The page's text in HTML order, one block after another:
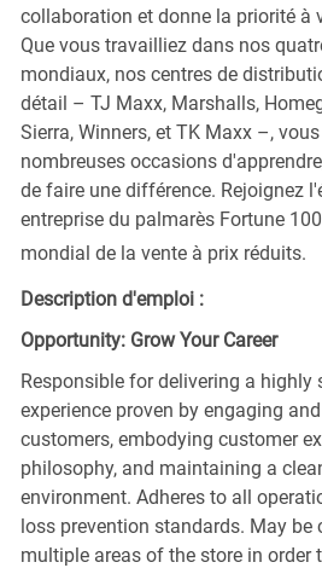
collaboration et donne la priorité à
Que vous travailliez dans nos
mondiaux, nos centres de
détail – TJ Maxx, Marshalls,
Sierra, Winners, et TK Maxx –,
nombreuses occasions
de faire une différence. Rejoignez
entreprise du palmarès Fortune
mondial de la vente à prix réduits.
Description d'emploi :
Opportunity: Grow Your Career
Responsible for delivering a highly
experience proven by engaging
customers, embodying customer
philosophy, and maintaining a
environment. Adheres to all
loss prevention standards. May be
multiple areas of the store in order